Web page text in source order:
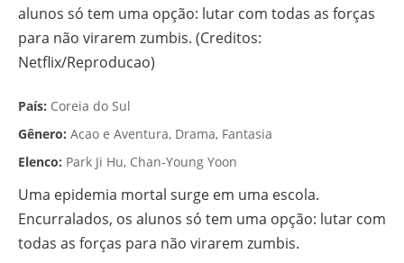
alunos só tem uma opção: lutar com todas as forças
para não virarem zumbis. (Creditos:
Netflix/Reproducao)
País: Coreia do Sul
Gênero: Acao e Aventura, Drama, Fantasia
Elenco: Park Ji Hu, Chan-Young Yoon
Uma epidemia mortal surge em uma escola.
Encurralados, os alunos só tem uma opção: lutar com
todas as forças para não virarem zumbis.